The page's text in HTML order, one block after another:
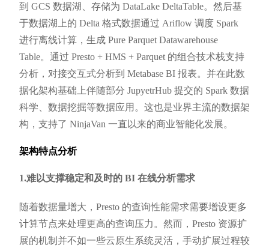
到 GCS 数据湖、存储为 DataLake DeltaTable。然后基
于数据湖上的 Delta 格式数据通过 Ariflow 调度 Spark
进行离线计算，生成 Pure Parquet Datawarehouse
Table。通过 Presto + HMS + Parquet 的组合技术栈支持
分析，对接交互式分析到 Metabase BI 报表。并在此数
据化架构基础上伴随部分 JupyetrHub 提交的 Spark 数据
科学、数据挖掘等数据应用。这也是业界主流的数据架
构，支持了 NinjaVan 一直以来的商业智能化发展。
架构特点分析
1.难以支撑稳定和及时的 BI 在线分析需求
随着数据量增大，Presto 的查询性能需求需要增设更多
计算节点来处理更高的查询压力。然而，Presto 资源扩
展的机制并不如一些云原生系统灵活，手动扩展过程较